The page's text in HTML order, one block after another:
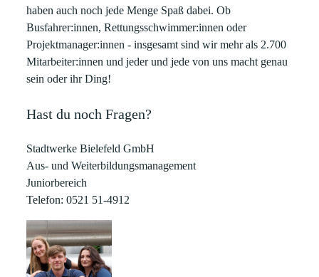
haben auch noch jede Menge Spaß dabei. Ob
Busfahrer:innen, Rettungsschwimmer:innen oder
Projektmanager:innen - insgesamt sind wir mehr als 2.700
Mitarbeiter:innen und jeder und jede von uns macht genau
sein oder ihr Ding!
Hast du noch Fragen?
Stadtwerke Bielefeld GmbH
Aus- und Weiterbildungsmanagement
Juniorbereich
Telefon: 0521 51-4912